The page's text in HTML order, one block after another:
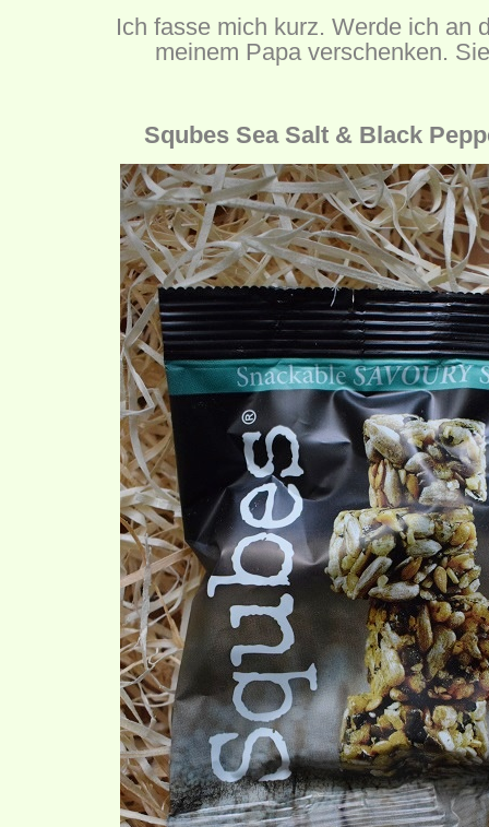
Ich fasse mich kurz. Werde ich an
meinem Papa verschenken.
Squbes Sea Salt & Black